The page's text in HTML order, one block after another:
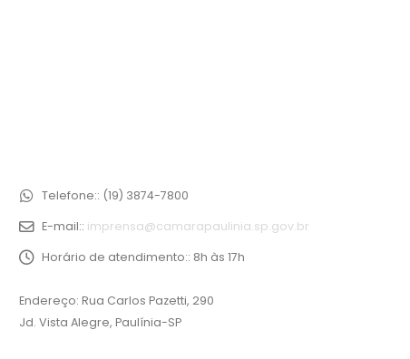
Telefone:: (19) 3874-7800
E-mail:: imprensa@camarapaulinia.sp.gov.br
Horário de atendimento:: 8h às 17h
Endereço: Rua Carlos Pazetti, 290
Jd. Vista Alegre, Paulínia-SP